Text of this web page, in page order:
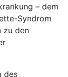
– dem
Syndrom
zu den
des